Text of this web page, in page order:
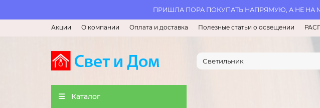
ПРИШЛА ПОРА ПОКУПАТЬ НАПРЯМУЮ, А НЕ НА
Акции О компании Оплата и доставка Полезные статьи о освещении
Каталог